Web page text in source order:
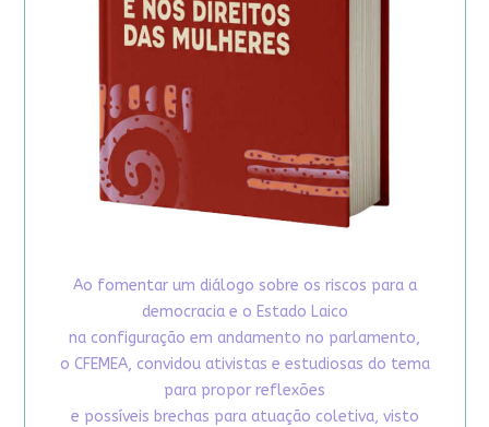
Ao fomentar um diálogo sobre os riscos para a
democracia e o Estado Laico
na configuração em andamento no parlamento,
o CFEMEA, convidou ativistas e estudiosas do tema
para propor reflexões
e possíveis brechas para atuação coletiva, visto